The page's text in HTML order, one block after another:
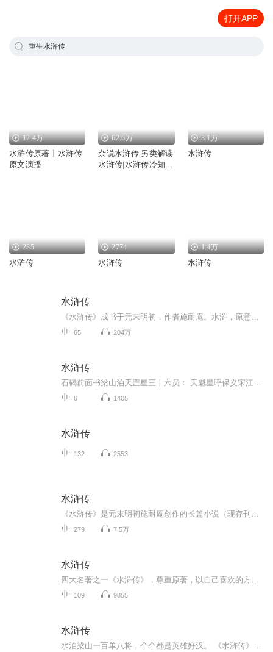
打开APP
重生水浒传
12.4万
水浒传原著丨水浒传
原文演播
62.6万
杂说水浒传|另类解读
水浒传|水浒传冷知
3.1万
水浒传
235
水浒传
2774
水浒传
1.4万
水浒传
水浒传
65 204万
水浒传
6 1405
水浒传
132 2553
水浒传
279 7.5万
水浒传
109 9855
水浒传